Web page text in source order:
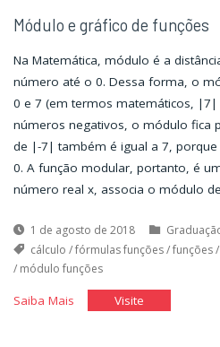
Módulo e gráfico de funções
Na Matemática, módulo é a
número até o 0. Dessa forma, o
0 e 7 (em termos matemáticos, |7|
números negativos, o módulo
de |-7| também é igual a 7,
0. A função modular, portanto, é
número real x, associa o módulo
1 de agosto de 2018
cálculo /fórmulas funções/funções/
/ módulo funções
Saiba Mais"MóduloVisite"Módulo